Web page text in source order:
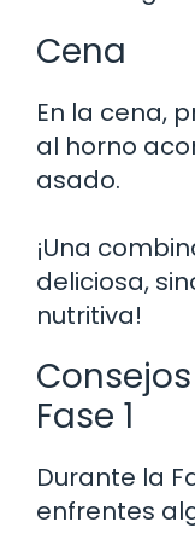
Cena
En la cena,
al horno
asado.
¡Una
deliciosa,
nutritiva!
Fase 1
Durante la
enfrentes